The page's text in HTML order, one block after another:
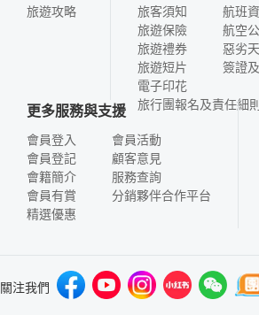
旅遊攻略
旅客須知
旅遊保險
旅遊禮券
旅遊短片
電子印花
航班
航空
惡劣
簽證
旅行團報名及責任細
更多服務與支援
會員登入
會員登記
會籍簡介
會員有賞
精選優惠
會員活動
顧客意見
服務查詢
分銷夥伴合作平台
關注我們